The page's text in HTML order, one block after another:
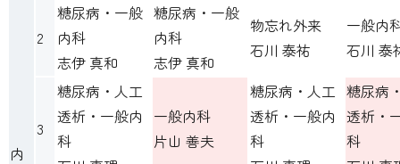
内
2
糖尿病・一般
内科
志伊 真和
糖尿病・一般
内科
志伊 真和
物忘れ外来
石川 泰祐
一般内
石川 泰
3
糖尿病・人工
透析・一般内
科
一般内科
片山 善夫
糖尿病・人工
透析・一般内
科
糖尿病
透析・
科